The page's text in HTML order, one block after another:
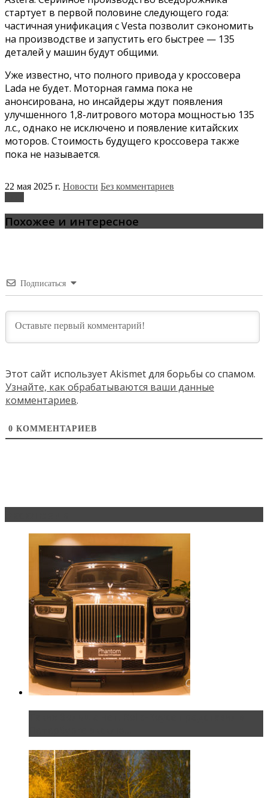
стартует в первой половине следующего года:
частичная унификация с Vesta позволит сэкономить
на производстве и запустить его быстрее — 135
деталей у машин будут общими.
Уже известно, что полного привода у кроссовера
Lada не будет. Моторная гамма пока не
анонсирована, но инсайдеры ждут появления
улучшенного 1,8-литрового мотора мощностью 135
л.с., однако не исключено и появление китайских
моторов. Стоимость будущего кроссовера также
пока не называется.
22 мая 2025 г. Новости Без комментариев
Похожее и интересное
Подписаться
Этот сайт использует Akismet для борьбы со спамом.
Узнайте, как обрабатываются ваши данные
комментариев.
0 КОММЕНТАРИЕВ